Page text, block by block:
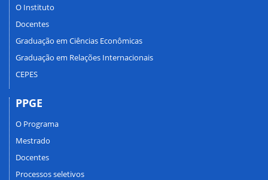
O Instituto
Docentes
Graduação em Ciências Econômicas
Graduação em Relações Internacionais
CEPES
PPGE
O Programa
Mestrado
Docentes
Processos seletivos